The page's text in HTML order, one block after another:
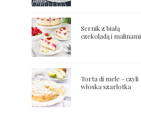
Sernik z białą
czekoladą i malinami
Torta di mele - czyli
włoska szarlotka